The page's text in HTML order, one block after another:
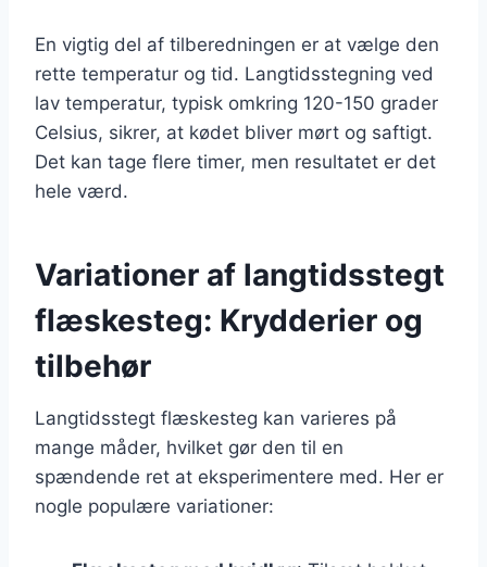
En vigtig del af tilberedningen er at vælge den
rette temperatur og tid. Langtidsstegning ved
lav temperatur, typisk omkring 120-150 grader
Celsius, sikrer, at kødet bliver mørt og saftigt.
Det kan tage flere timer, men resultatet er det
hele værd.
Variationer af langtidsstegt
flæskesteg: Krydderier og
tilbehør
Langtidsstegt flæskesteg kan varieres på
mange måder, hvilket gør den til en
spændende ret at eksperimentere med. Her er
nogle populære variationer: